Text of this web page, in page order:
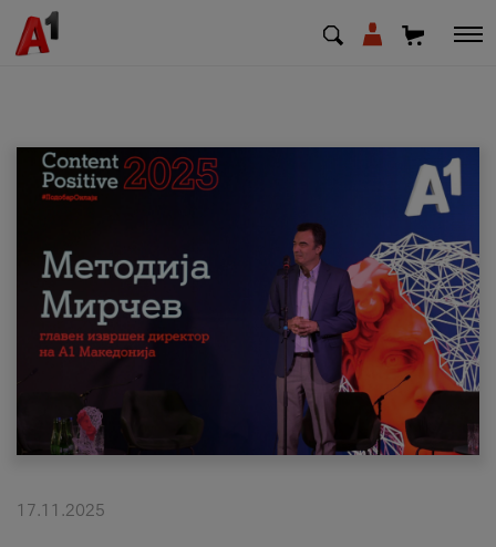
МК EN
Приватни Деловни
Поддршка
Надополни кредит
17.11.2025